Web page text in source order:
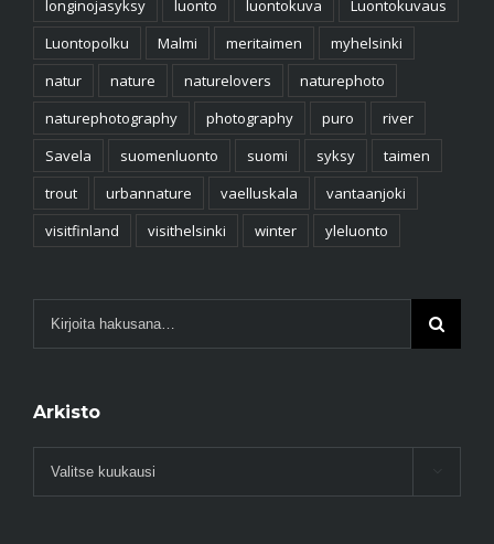
longinojasyksy
luonto luontokuva
Luontokuvaus
Luontopolku
Malmi meritaimen
myhelsinki
natur
nature naturelovers
naturephoto
naturephotography
photography puro
river
Savela
suomenluonto suomi syksy
taimen
trout
urbannature vaelluskala
vantaanjoki
visitfinland
visithelsinki winter yleluonto
Arkisto
Arkisto